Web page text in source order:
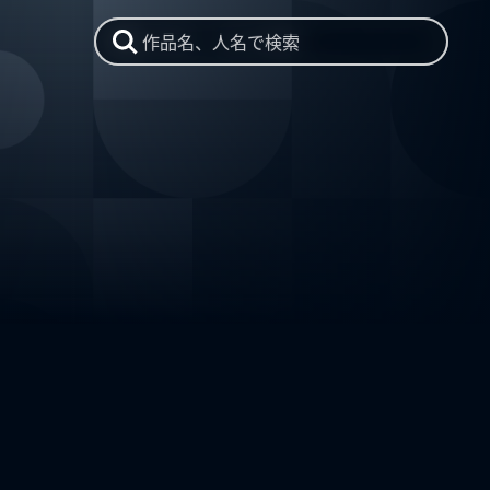
作品名、人名で検索